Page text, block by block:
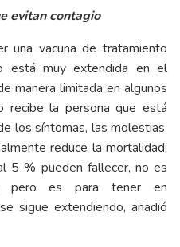
evitan contagio
una vacuna de tratamiento
está muy extendida en el
manera limitada en algunos
recibe la persona que está
los síntomas, las molestias,
reduce la mortalidad,
5 % pueden fallecer, no es
pero es para tener en
sigue extendiendo, añadió